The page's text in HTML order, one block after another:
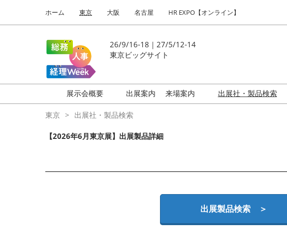
キ
プ
し
て
進
to
ホーム 東京 大阪 名古屋 HR EXPO【オンライン】
26/9/16-18｜27/5/12-14
東京ビッグサイト
展示会概要
働き方改革 EXPO
出展案内
来場案内
出展社・製品検索
東京 出展社・製品検索
【2026年6月東京展】出展製品詳細
出展製品検索 ＞